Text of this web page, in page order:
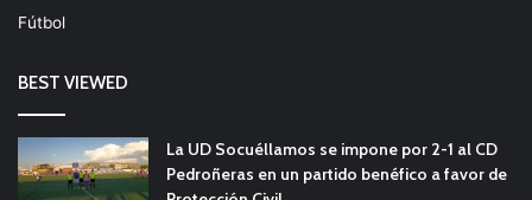
Fútbol
BEST VIEWED
La UD Socuéllamos se impone por 2-1 al CD
Pedroñeras en un partido benéfico a favor de